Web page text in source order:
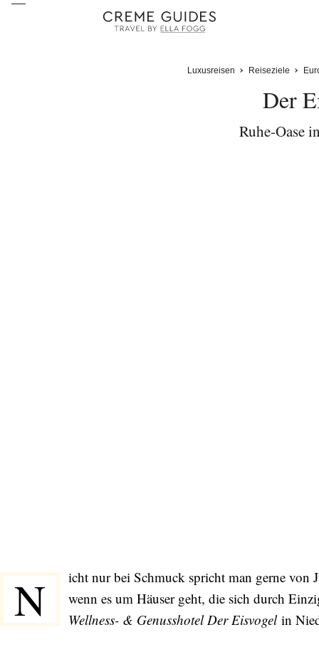
Luxusreisen Reiseziele
Der
Ruhe-Oase
N
icht nur bei Schmuck spricht man gerne von
wenn es um Häuser geht, die sich durch
Wellness- & Genusshotel Der Eisvogelin